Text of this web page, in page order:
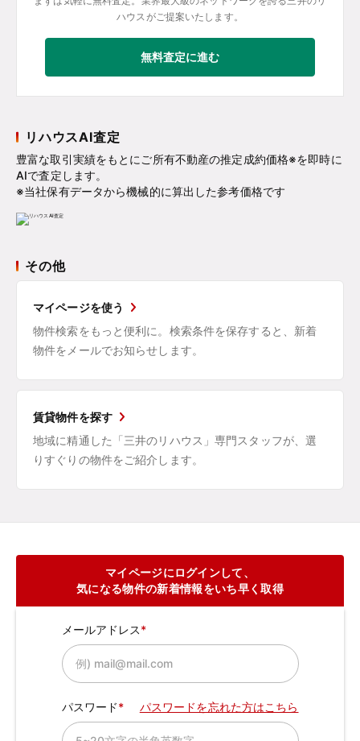
ハウスがご提案いたします。
無料査定に進む
リハウスAI査定
豊富な取引実績をもとにご所有不動産の推定成約価格※を即時に
AIで査定します。
※当社保有データから機械的に算出した参考価格です
その他
マイページを使う
物件検索をもっと便利に。検索条件を保存すると、新着
物件をメールでお知らせします。
賃貸物件を探す
地域に精通した「三井のリハウス」専門スタッフが、選
りすぐりの物件をご紹介します。
マイページにログインして、
気になる物件の新着情報をいち早く取得
メールアドレス
パスワード パスワードを忘れた方はこちら